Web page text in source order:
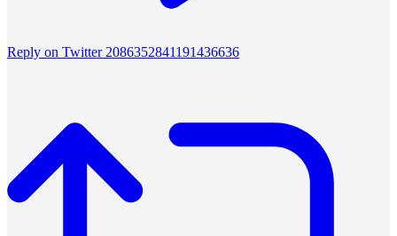
Reply on Twitter 2086352841191436636